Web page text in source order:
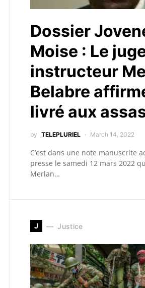
Dossier
Moise : Le
instructeur
Belabre
livré aux
by TELEPLURIEL March 14, 2022
C’est dans une note manuscrite
presse le samedi 12 mars 2022
Merlan…
J Justice